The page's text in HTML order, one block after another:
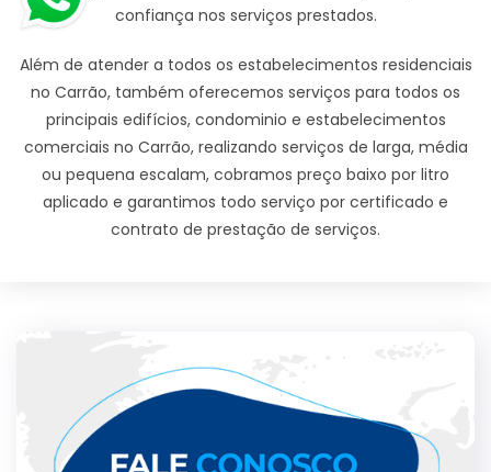
confiança nos serviços prestados.
Além de atender a todos os estabelecimentos residenciais
no Carrão, também oferecemos serviços para todos os
principais edifícios, condominio e estabelecimentos
comerciais no Carrão, realizando serviços de larga, média
ou pequena escalam, cobramos preço baixo por litro
aplicado e garantimos todo serviço por certificado e
contrato de prestação de serviços.